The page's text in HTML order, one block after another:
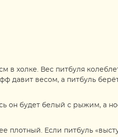
в холке. Вес питбуля
давит весом, а питбуль
он будет белый с рыжим, а
плотный. Если питбуль